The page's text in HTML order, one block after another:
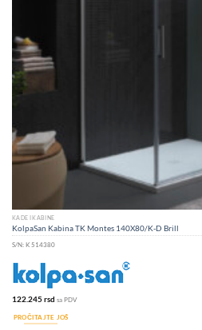
KADE I KABINE
KolpaSan Kabina TK Montes 140X80/K-D Brill
S/N: K 514380
122.245rsd sa PDV
PROČITAJTE JOŠ